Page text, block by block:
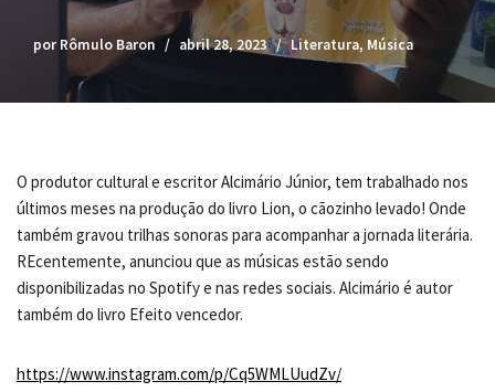
por Rômulo Baron abril 28, 2023 Literatura, Música
O produtor cultural e escritor Alcimário Júnior, tem trabalhado nos
últimos meses na produção do livro Lion, o cãozinho levado! Onde
também gravou trilhas sonoras para acompanhar a jornada literária.
REcentemente, anunciou que as músicas estão sendo
disponibilizadas no Spotify e nas redes sociais. Alcimário é autor
também do livro Efeito vencedor.
https://www.instagram.com/p/Cq5WMLUudZv/